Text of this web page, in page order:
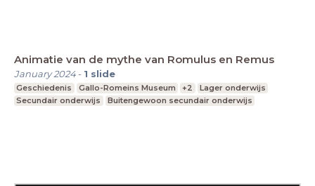
Animatie van de mythe van Romulus en Remus
January 2024- 1 slide
Geschiedenis Gallo-Romeins Museum +2
Lager onderwijs
Secundair onderwijs
Buitengewoon secundair onderwijs